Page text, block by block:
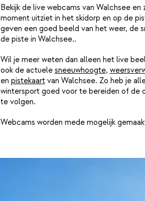
Bekijk de live webcams van Walchsee
moment uitziet in het skidorp en op de
geven een goed beeld van het weer, de
de piste in Walchsee..
Wil je meer weten dan alleen het live
ook de actuele sneeuwhoogte,
en pistekaartvan Walchsee. Zo heb je
wintersport goed voor te bereiden of de
te volgen.
Webcams worden mede mogelijk